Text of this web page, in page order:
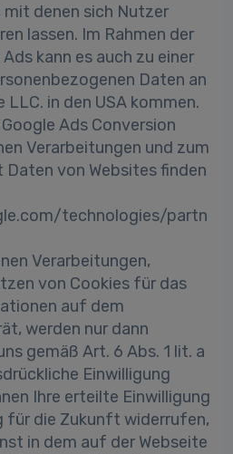
denen sich Nutzer
lassen. Im Rahmen der
kann es auch zu einer
Daten an
LLC. in den USA kommen.
Ads Conversion
Verarbeitungen und zum
Daten von Websites finden
technologies/partn
Verarbeitungen,
von Cookies für das
auf dem
werden nur dann
gemäß Art. 6 Abs. 1 lit. a
Einwilligung
Ihre erteilte Einwilligung
für die Zukunft widerrufen,
in dem auf der Webseite